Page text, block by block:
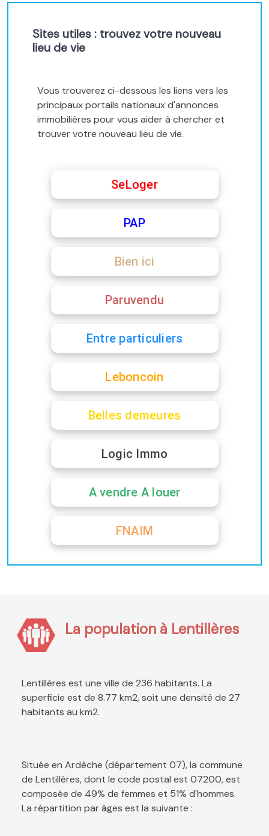
Sites utiles : trouvez votre nouveau
lieu de vie
Vous trouverez ci-dessous les liens vers les
principaux portails nationaux d'annonces
immobilières pour vous aider à chercher et
trouver votre nouveau lieu de vie.
SeLoger
PAP
Bien ici
Paruvendu
Entre particuliers
Leboncoin
Belles demeures
Logic Immo
A vendre A louer
FNAIM
La population à Lentillères
Lentillères est une ville de 236 habitants. La
superficie est de 8.77 km2, soit une densité de 27
habitants au km2.
Située en Ardèche (département 07), la commune
de Lentillères, dont le code postal est 07200, est
composée de 49% de femmes et 51% d'hommes.
La répartition par âges est la suivante :